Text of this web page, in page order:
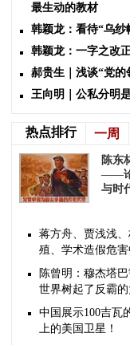
最生动的教材
韩颖龙：看待“乌纱
韩颖龙：一字之改
郝贵生｜浅谈“党的
王向明｜公私分明
热点排行 一周
陈东
——论
与时
蒋方舟、贾浅浅
殖、学术造假危害
陈曾明：穆杰塔
世界树起了反霸
中国展示100吉瓦
上的美国卫星！